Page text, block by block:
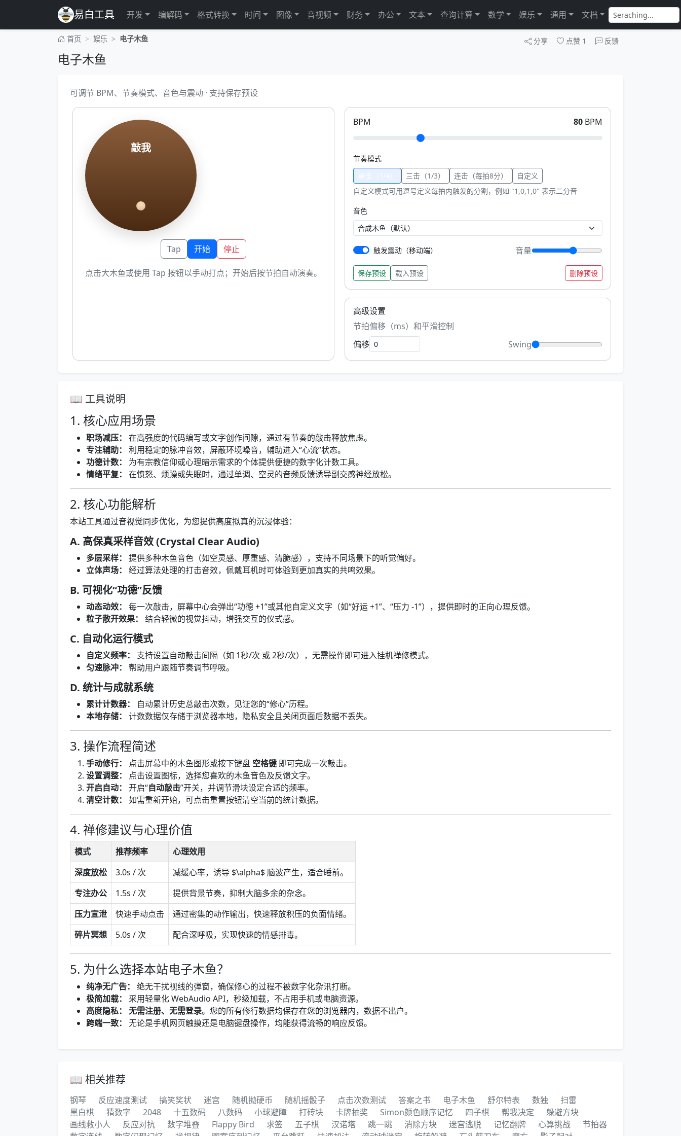
易白工具 开发 编解码 格式转换 时间 图像 音视频 财务 办公 文本 查询计算 数学 娱乐 通用 文档
首页 娱乐 电子木鱼 分享 点赞 1 反馈
电子木鱼
可调节 BPM、节奏模式、音色与震动 · 支持保存预设
敲我
Tap 开始 停止
点击大木鱼或使用 Tap 按钮以手动打点；开始后按节拍自动演奏。
BPM 80 BPM
节奏模式
单击（1/4）
三击（1/3） 连击（每拍8分）
自定义
自定义模式可用逗号定义每拍内触发的分割，例如 "1,0,1,0" 表示二分音
音色
触发震动（移动端） 音量
保存预设 载入预设 删除预设
高级设置
节拍偏移（ms）和平滑控制
偏移
Swing
📖 工具说明
1. 核心应用场景
职场减压：
在高强度的代码编写或文字创作间隙，通过有节奏的敲击释放焦虑。
专注辅助：
利用稳定的脉冲音效，屏蔽环境噪音，辅助进入“心流”状态。
功德计数：
为有宗教信仰或心理暗示需求的个体提供便捷的数字化计数工具。
情绪平复：
在愤怒、烦躁或失眠时，通过单调、空灵的音频反馈诱导副交感神经放松。
2. 核心功能解析
本站工具通过音视觉同步优化，为您提供高度拟真的沉浸体验：
A. 高保真采样音效 (Crystal Clear Audio)
多层采样：
提供多种木鱼音色（如空灵感、厚重感、清脆感），支持不同场景下的听觉偏好。
立体声场：
经过算法处理的打击音效，佩戴耳机时可体验到更加真实的共鸣效果。
B. 可视化“功德”反馈
动态动效：
每一次敲击，屏幕中心会弹出“功德 +1”或其他自定义文字（如“好运 +1”、“压力 -1”），提供即时的正向心理反馈。
粒子散开效果：
结合轻微的视觉抖动，增强交互的仪式感。
C. 自动化运行模式
自定义频率：
支持设置自动敲击间隔（如 1秒/次 或 2秒/次），无需操作即可进入挂机禅修模式。
匀速脉冲：
帮助用户跟随节奏调节呼吸。
D. 统计与成就系统
累计计数器：
自动累计历史总敲击次数，见证您的“修心”历程。
本地存储：
计数数据仅存储于浏览器本地，隐私安全且关闭页面后数据不丢失。
3. 操作流程简述
手动修行： 点击屏幕中的木鱼图形或按下键盘 空格键 即可完成一次敲击。
设置调整：
点击设置图标，选择您喜欢的木鱼音色及反馈文字。
开启自动：
开启“自动敲击”开关，并调节滑块设定合适的频率。
清空计数：
如需重新开始，可点击重置按钮清空当前的统计数据。
4. 禅修建议与心理价值
模式 推荐频率
心理效用
深度放松
3.0s / 次
减缓心率，诱导 $\alpha$ 脑波产生，适合睡前。
专注办公
1.5s / 次
提供背景节奏，抑制大脑多余的杂念。
压力宣泄
快速手动点击
通过密集的动作输出，快速释放积压的负面情绪。
碎片冥想
5.0s / 次 配合深呼吸，实现快速的情感排毒。
5. 为什么选择本站电子木鱼？
纯净无广告：
绝无干扰视线的弹窗，确保修心的过程不被数字化杂讯打断。
极简加载：
采用轻量化 WebAudio API，秒级加载，不占用手机或电脑资源。
高度隐私：
无需注册、无需登录。您的所有修行数据均保存在您的浏览器内，数据不出户。
跨端一致：
无论是手机网页触摸还是电脑键盘操作，均能获得流畅的响应反馈。
📖 相关推荐
钢琴 反应速度测试 搞笑奖状 迷宫 随机抛硬币 随机摇骰子 点击次数测试 答案之书 电子木鱼 舒尔特表 数独
扫雷
黑白棋
猜数字 2048 十五数码 八数码 小球避障 打砖块 卡牌抽奖 Simon颜色顺序记忆 四子棋 帮我决定
躲避方块
画线救小人
反应对抗 数字堆叠 Flappy Bird 求签 五子棋 汉诺塔 跳一跳 消除方块 迷宫逃脱 记忆翻牌 心算挑战
节拍器